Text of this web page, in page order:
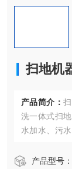
扫地机
产品简介：
洗一体式扫
水加水、污
数内的耐久性
产品型号：